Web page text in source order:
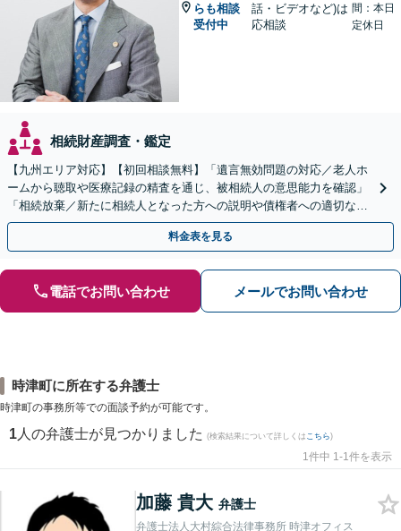
らも相談
受付中
話・ビデオなど)は
応相談
間：本日
定休日
相続財産調査・鑑定
【九州エリア対応】【初回相談無料】「遺言無効問題の対応／老人ホ
ームから聴取や医療記録の精査を通じ、被相続人の意思能力を確認」
「相続放棄／新たに相続人となった方への説明や債権者への適切な対
応まで、きめ細やかにサポート」【休日・夜間相談可】
料金表を見る
電話でお問い合わせ メールでお問い合わせ
時津町に所在する弁護士
時津町の事務所等での面談予約が可能です。
1 人の弁護士が見つかりました (検索結果について詳しくは こちら)
1件中 1-1件を表示
加藤 貴大 弁護士
弁護士法人大村綜合法律事務所 時津オフィス